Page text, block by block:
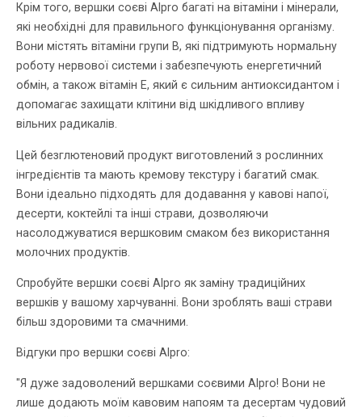
Крім того, вершки соєві Alpro багаті на вітаміни і мінерали,
які необхідні для правильного функціонування організму.
Вони містять вітаміни групи В, які підтримують нормальну
роботу нервової системи і забезпечують енергетичний
обмін, а також вітамін Е, який є сильним антиоксидантом і
допомагає захищати клітини від шкідливого впливу
вільних радикалів.
Цей безглютеновий продукт виготовлений з рослинних
інгредієнтів та мають кремову текстуру і багатий смак.
Вони ідеально підходять для додавання у кавові напої,
десерти, коктейлі та інші страви, дозволяючи
насолоджуватися вершковим смаком без використання
молочних продуктів.
Спробуйте вершки соєві Alpro як заміну традиційних
вершків у вашому харчуванні. Вони зроблять ваші страви
більш здоровими та смачними.
Відгуки про вершки соєві Alpro:
"Я дуже задоволений вершками соєвими Alpro! Вони не
лише додають моїм кавовим напоям та десертам чудовий